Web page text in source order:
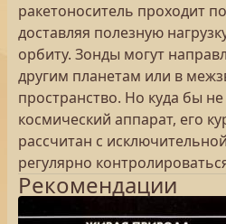
ракетоноситель проходит
доставляя полезную
орбиту. Зонды могут
другим планетам или в
пространство. Но куда бы
космический аппарат, его
рассчитан с
регулярно
Рекомендации